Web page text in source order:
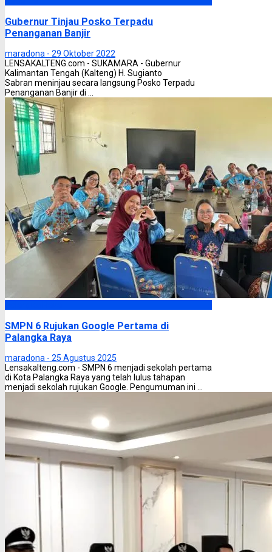
Gubernur Tinjau Posko Terpadu
Penanganan Banjir
maradona - 29 Oktober 2022
LENSAKALTENG.com - SUKAMARA - Gubernur
Kalimantan Tengah (Kalteng) H. Sugianto
Sabran meninjau secara langsung Posko Terpadu
Penanganan Banjir di ...
SMPN 6 Rujukan Google Pertama di
Palangka Raya
maradona - 25 Agustus 2025
Lensakalteng.com - SMPN 6 menjadi sekolah pertama
di Kota Palangka Raya yang telah lulus tahapan
menjadi sekolah rujukan Google. Pengumuman ini ...